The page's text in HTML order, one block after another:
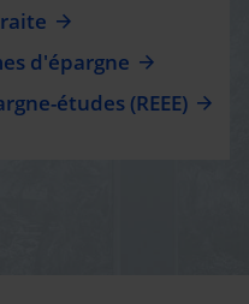
d'épargne
études (REEE)